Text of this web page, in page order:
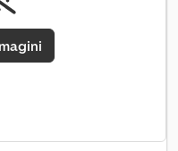
pentru erori și